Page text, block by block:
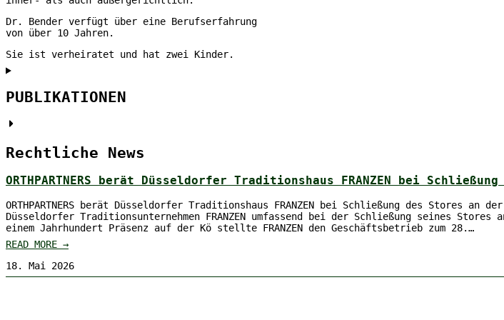
Dr. Bender verfügt über eine Berufserfahrung
von über 10 Jahren.
Sie ist verheiratet und hat zwei Kinder.
PUBLIKATIONEN
Rechtliche News
ORTHPARTNERS berät Düsseldorfer Traditionshaus FRANZEN bei
ORTHPARTNERS berät Düsseldorfer Traditionshaus FRANZEN bei Schließung des Stores an
Düsseldorfer Traditionsunternehmen FRANZEN umfassend bei der Schließung seines
einem Jahrhundert Präsenz auf der Kö stellte FRANZEN den Geschäftsbetrieb zum 28.…
READ MORE →
18. Mai 2026